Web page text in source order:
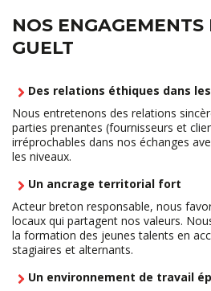
NOS ENGAGEMENTS
GUELT
Des relations éthiques dans
Nous entretenons des relations
parties prenantes (fournisseurs et
irréprochables dans nos échanges
les niveaux.
Un ancrage territorial fort
Acteur breton responsable, nous
locaux qui partagent nos valeurs.
la formation des jeunes talents en
stagiaires et alternants.
Un environnement de travail